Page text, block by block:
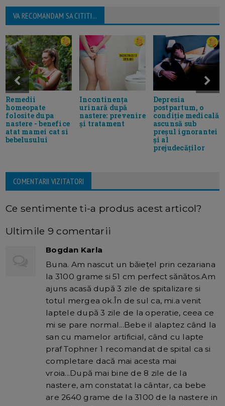
VA RECOMANDAM SA CITITI...
Remedii
homeopate
folosite dupa
nastere - benefice
atat mamei cat si
bebelusului
Incontinența
urinară după
nastere: prevenire
și tratament
Depresia
postpartum, o
condiție medicală
ascunsă sub
preșul ignorantei
și al
prejudecăților
COMENTARII VIZITATORI
Ce sentimente ti-a produs acest articol?
Ultimile 9 comentarii
Bogdan Karla
Buna. Am nascut un băiețel prin cezariana
la 3100 grame si 51 cm perfect sănătos.Am
ajuns acasă după 3 zile de spitalizare si
totul mergea ok.În de sul ca, mi.a venit
laptele după 3 zile de la operatie, ceea ce
mi se pare normal...Bebe il alaptez când la
san cu mamelor artificial, când cu lapte
praf Tophner 1 recomandat de spital ca si
completare dacă mai acesta mai
vroia...După mai bine de 8 zile de la
nastere, am constatat la cântar, ca bebe
are 2640 grame de la 3100 de la nastere in